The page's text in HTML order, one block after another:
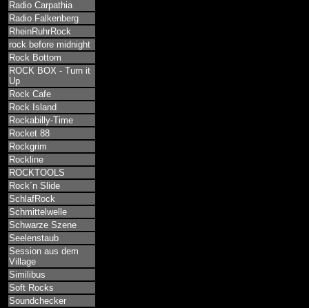
Radio Carpathia
Radio Falkenberg
RheinRuhrRock
rock before midnight
Rock Bottom
ROCK BOX - Turn it
Up
Rock Cafe
Rock Island
Rockabilly-Time
Rocket 88
Rockgrim
Rockline
ROCKTOOLS
Rock´n Slide
SchlafRock
Schmittelwelle
Schwarze Szene
Seelenstaub
Session aus dem
Village
Similibus
Soft Rocks
Soundchecker